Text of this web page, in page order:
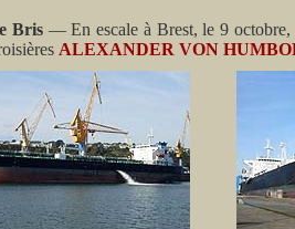
Bris— En escale à Brest, le 9
ALEXANDER VON